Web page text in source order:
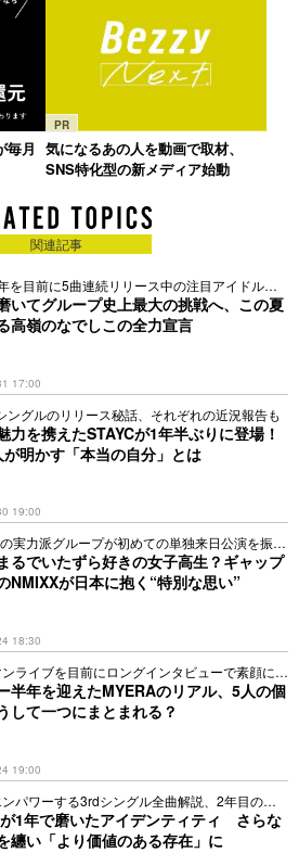
毎月
PR
気になるあの人を動画で取材、
SNS特化型の新メディア始動
関連記事
を目前に5曲連続リリース中の注目アイドルが
いてグループ史上最大の挑戦へ、この夏
高嶺のなでしこの全力宣言
17:00
ングルのリリース秘話、それぞれの近況報告も
力を携えたSTAYCが1年半ぶりに登場！
明かす「本当の自分」とは
19:00
実力派グループが初めての単独来日公演を振り
るでいたずら好きの女子高生？ギャップ
NMIXXが日本に抱く“特別な思い”
18:30
ライブを目前にロングインタビューで素顔に迫
半年を迎えたMYERAのリアル、5人の個
して一つにまとまれる？
19:00
パワーする3rdシングル全曲解説、2年目の抱
1年で磨いたアイデンティティ さらな
纏い「より価値のある存在」に